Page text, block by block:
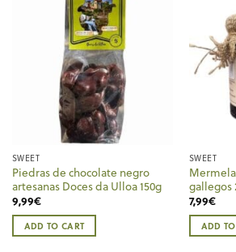
SWEET
Piedras de chocolate negro
artesanas Doces da Ulloa 150g
9,99€
ADD TO CART
SWEET
gallegos
7,99€
ADD